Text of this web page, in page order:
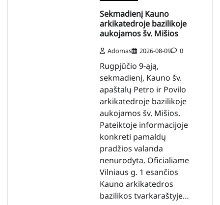
Sekmadienį Kauno
arkikatedroje bazilikoje
aukojamos šv. Mišios
Adomas 2026-08-09 0
Rugpjūčio 9-ąją,
sekmadienį, Kauno šv.
apaštalų Petro ir Povilo
arkikatedroje bazilikoje
aukojamos šv. Mišios.
Pateiktoje informacijoje
konkreti pamaldų
pradžios valanda
nenurodyta. Oficialiame
Vilniaus g. 1 esančios
Kauno arkikatedros
bazilikos tvarkaraštyje…